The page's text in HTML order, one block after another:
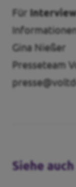
Für
Gina Nießer
Presseteam
Siehe auch